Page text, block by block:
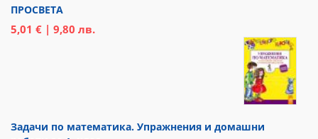
ПРОСВЕТА
5,01 € | 9,80 лв.
Задачи по математика. Упражнения и домашни